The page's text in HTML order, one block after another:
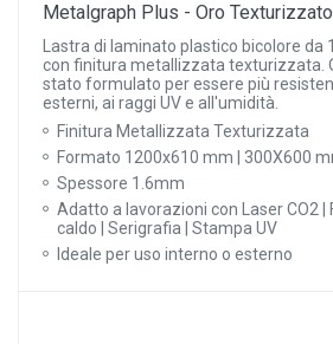
Metalgraph Plus - Oro
Lastra di laminato plastico bicolore da
con finitura metallizzata texturizzata.
stato formulato per essere più
esterni, ai raggi UV e all'umidità.
Finitura Metallizzata Texturizzata
Formato 1200x610 mm | 300X600
Spessore 1.6mm
Adatto a lavorazioni con Laser CO2 |
caldo | Serigrafia | Stampa UV
Ideale per uso interno o esterno